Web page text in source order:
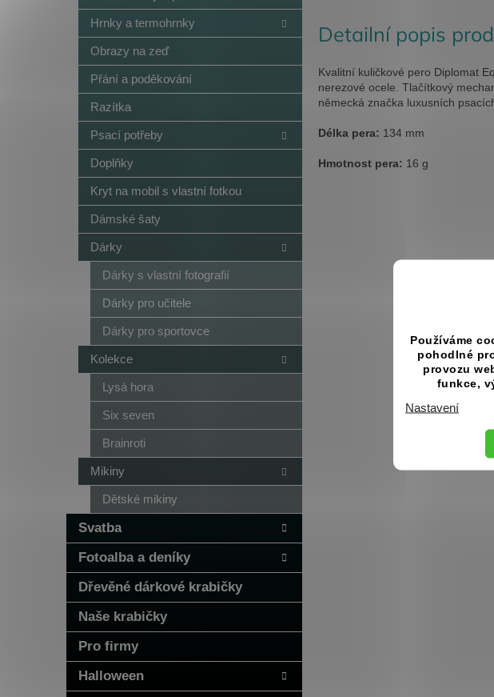
Používáme
pohodlné
provozu
funkce,
Nastavení
Hrnky a termohrnky
Obrazy na zeď
Přání a poděkování
Razítka
Psací potřeby
Doplňky
Kryt na mobil s vlastní fotkou
Dámské šaty
Dárky
Dárky s vlastní fotografií
Dárky pro učitele
Dárky pro sportovce
Kolekce
Lysá hora
Six seven
Brainroti
Mikiny
Dětské mikiny
Svatba
Fotoalba a deníky
Dřevěné dárkové krabičky
Naše krabičky
Pro firmy
Halloween
Detailní popis
Kvalitní kuličkové pero Diplomat
nerezové ocele. Tlačítkový
německá značka luxusních
Délka pera: 134 mm
Hmotnost pera: 16 g